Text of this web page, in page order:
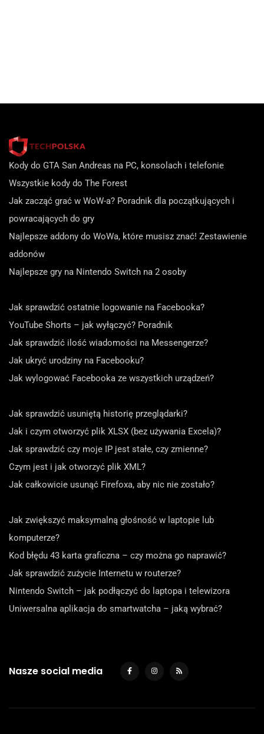
Kody do GTA San Andreas na PC, konsolach i telefonie
Wszystkie kody do The Forest
Jak zacząć grać w WoW-a? Poradnik dla początkujących i
powracających do gry
Najlepsze addony do WoWa, które musisz znać! Zestawienie
addonów
Najlepsze gry na Nintendo Switch na 2 osoby
Jak sprawdzić ostatnie logowanie na Facebooka?
YouTube Shorts – jak wyłączyć? Poradnik
Jak sprawdzić ilość wiadomości na Messengerze?
Jak ukryć urodziny na Facebooku?
Jak wylogować Facebooka ze wszystkich urządzeń?
Jak sprawdzić usuniętą historię przeglądarki?
Jak i czym otworzyć plik XLSX (bez używania Excela)?
Jak sprawdzić czy moje IP jest stałe, czy zmienne?
Czym jest i jak otworzyć plik XML?
Jak całkowicie usunąć Firefoxa, aby nic nie zostało?
Jak zwiększyć maksymalną głośność w laptopie lub
komputerze?
Kod błędu 43 karta graficzna – czy można go naprawić?
Jak sprawdzić zużycie Internetu w routerze?
Nintendo Switch – jak podłączyć do laptopa i telewizora
Uniwersalna aplikacja do smartwatcha – jaką wybrać?
Nasze social media